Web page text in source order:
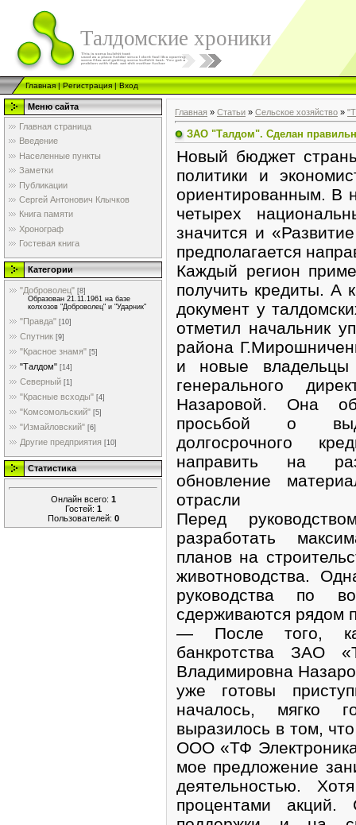
Талдомские хроники
Главная|Регистрация|Вход
Меню сайта
Главная страница
Введение
Населенные пункты
Заметки
Публикации
Сергей Антонович Клычков
Книга памяти
Хронограф
Гостевая книга
Категории
"Доброволец" [8]
Образован 21.11.1961 на базе
колхозов "Доброволец" и "Ударник"
"Правда" [10]
Спутник [9]
"Красное знамя" [5]
"Талдом" [14]
Северный [1]
"Красные всходы" [4]
"Комсомольский" [5]
"Измайловский" [6]
Другие предприятия [10]
Статистика
Онлайн всего: 1
Гостей: 1
Пользователей: 0
Главная » Статьи » Сельское хозяйство »
ЗАО "Талдом". Сделан
Новый бюджет
политики и
ориентированным. В
четырех
значится и
предполагается
Каждый регион
получить кредиты. А
документ у
отметил начальник
района
и новые
генерального
Назаровой. Она
просьбой о
долгосрочного
направить на
обновление
отрасли
Перед
разработать
планов на
животноводства.
руководства по
сдерживаются рядом
— После того,
банкротства ЗАО
Владимировна
уже готовы
началось, мягко
выразилось в том,
ООО «ТФ
мое предложение
деятельностью.
процентами